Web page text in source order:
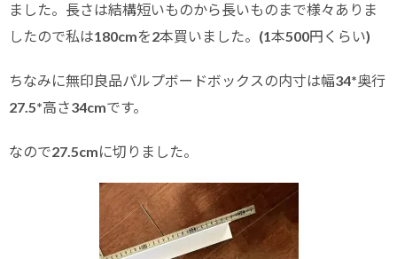
ました。長さは結構短いものから長いものまで様々ありま
したので私は180cmを2本買いました。(1本500円くらい)
ちなみに無印良品パルプボードボックスの内寸は幅34*奥行
27.5*高さ34cmです。
なので27.5cmに切りました。